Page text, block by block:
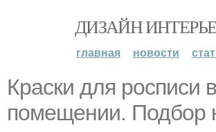
ДИЗАЙН
главная новости
Краски для росписи в
помещении. Подбор